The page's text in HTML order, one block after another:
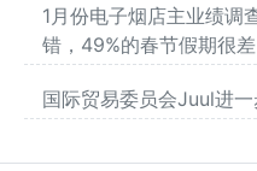
1月份电子烟店主业绩调
错，49%的春节假期很差
国际贸易委员会Juul进